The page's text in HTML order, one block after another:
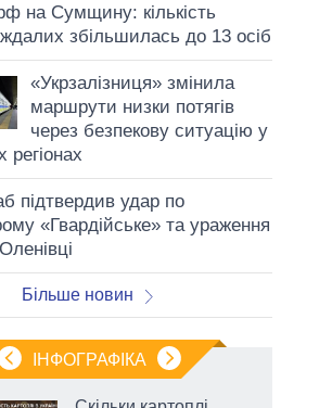
на Сумщину: кількість
збільшилась до 13 осіб
«Укрзалізниця» змінила
маршрути низки потягів
через безпекову ситуацію у
регіонах
підтвердив удар по
«Гвардійське» та ураження
Більше новин
ІНФОГРАФІКА